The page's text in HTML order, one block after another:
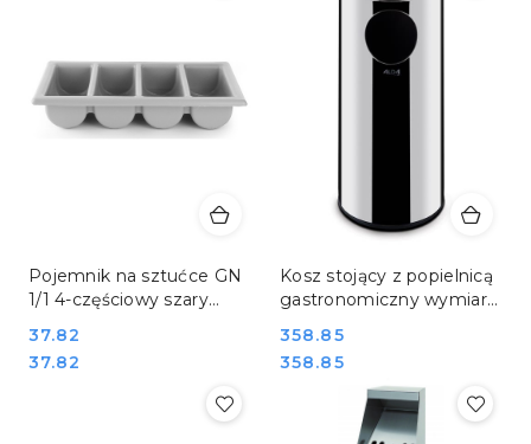
Pojemnik na sztućce GN
1/1 4-częściowy szary
Cena:
37.82
Cena:
37.82
Kosz stojący z popielnicą
gastronomiczny wymiary
Cena:
358.85
Cena:
358.85